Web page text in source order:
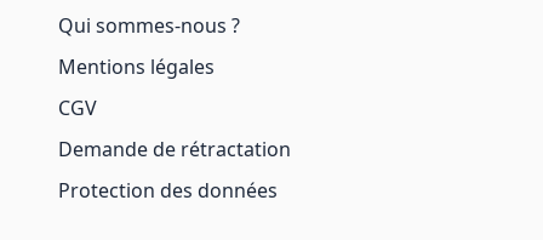
Qui sommes-nous ?
Mentions légales
CGV
Demande de rétractation
Protection des données